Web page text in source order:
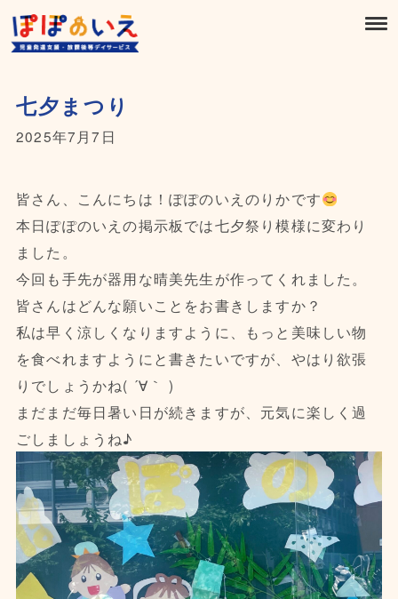
七夕まつり
2025年7月7日
皆さん、こんにちは！ぽぽのいえのりかです
本日ぽぽのいえの掲示板では七夕祭り模様に変わり
ました。
今回も手先が器用な晴美先生が作ってくれました。
皆さんはどんな願いことをお書きしますか？
私は早く涼しくなりますように、もっと美味しい物
を食べれますようにと書きたいですが、やはり欲張
りでしょうかね( ´∀｀ )
まだまだ毎日暑い日が続きますが、元気に楽しく過
ごしましょうね♪